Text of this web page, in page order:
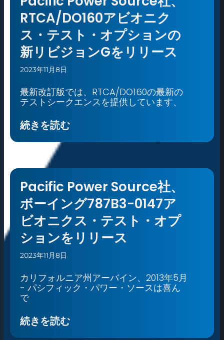
RTCA/DO160アビオニク
ス・テスト・オプションの
新リビジョンGをリリース
2023年11月8日
最新改訂版では、RTCA/DO160の最新の
テストシークエンスを提供しています、
続きを読む
Pacific Power Source社、
ボーイング787B3-0147ア
ビオニクス・テスト・オプ
ションをリリース
2023年11月8日
カリフォルニア州アーバイン、2013年5月
- パシフィック・パワー・ソースは喜ん
で
続きを読む